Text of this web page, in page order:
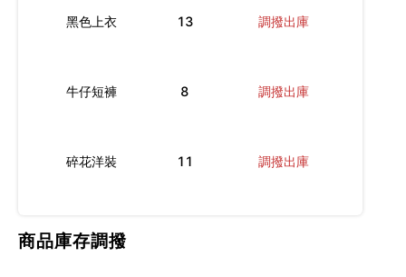
黑色上衣 13 調撥出庫
牛仔短褲 8 調撥出庫
碎花洋裝 11 調撥出庫
商品庫存調撥